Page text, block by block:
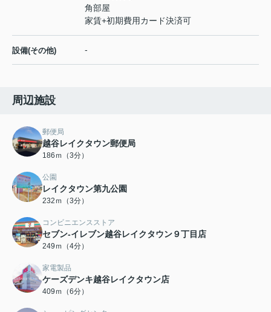
角部屋
家賃+初期費用カード決済可
設備(その他) -
周辺施設
郵便局
越谷レイクタウン郵便局
186ｍ（3分）
公園
レイクタウン第九公園
232ｍ（3分）
コンビニエンスストア
セブン-イレブン越谷レイクタウン９丁目店
249ｍ（4分）
家電製品
ケーズデンキ越谷レイクタウン店
409ｍ（6分）